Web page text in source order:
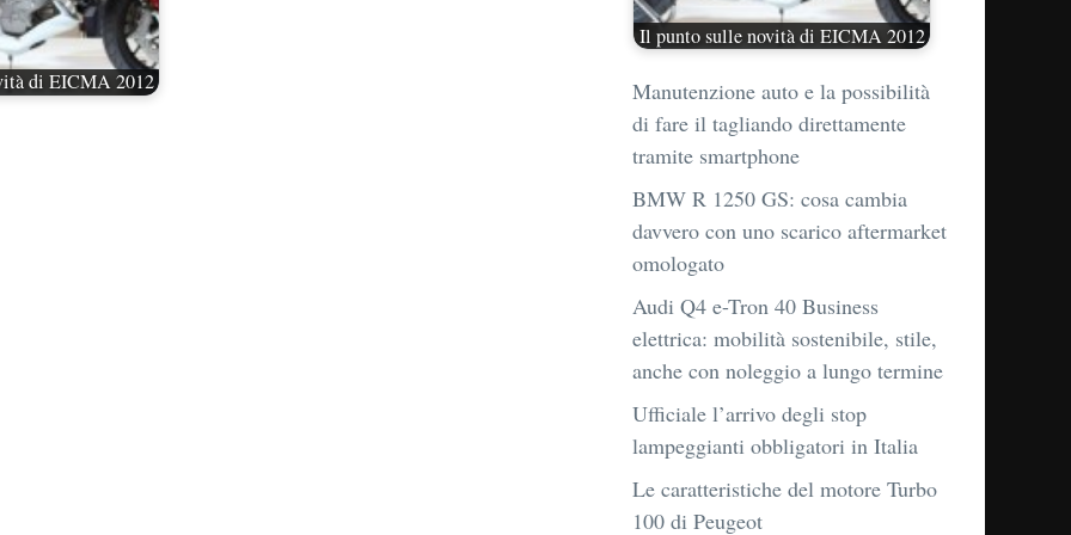
di EICMA 2012
Il punto sulle novità di EICMA 2012
Manutenzione auto e la possibilità
di fare il tagliando direttamente
tramite smartphone
BMW R 1250 GS: cosa cambia
davvero con uno scarico aftermarket
omologato
Audi Q4 e-Tron 40 Business
elettrica: mobilità sostenibile, stile,
anche con noleggio a lungo termine
Ufficiale l’arrivo degli stop
lampeggianti obbligatori in Italia
Le caratteristiche del motore Turbo
100 di Peugeot